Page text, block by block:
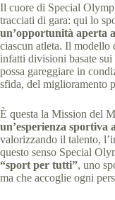
Il cuore di Special
tracciati di gara: qui lo
un’opportunità aperta
ciascun atleta. Il
infatti divisioni basate
possa gareggiare in
sfida, del miglioramento
È questa la Mission del
un’esperienza sportiva
valorizzando il talento,
questo senso Special
“sport per tutti”, uno
ma che accoglie ogni